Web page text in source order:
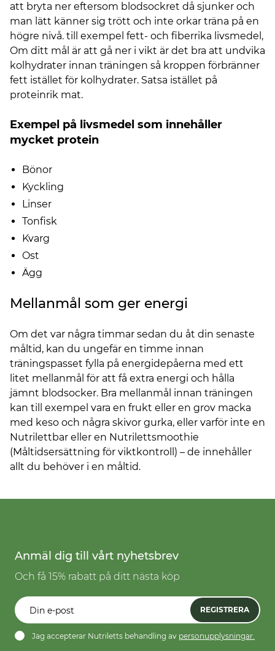
att bryta ner eftersom blodsockret då sjunker och
man lätt känner sig trött och inte orkar träna på en
högre nivå. till exempel fett- och fiberrika livsmedel,
Om ditt mål är att gå ner i vikt är det bra att undvika
kolhydrater innan träningen så kroppen förbränner
fett istället för kolhydrater. Satsa istället på
proteinrik mat.
Exempel på livsmedel som innehåller
mycket protein
Bönor
Kyckling
Linser
Tonfisk
Kvarg
Ost
Ägg
Mellanmål som ger energi
Om det var några timmar sedan du åt din senaste
måltid, kan du ungefär en timme innan
träningspasset fylla på energidepåerna med ett
litet mellanmål för att få extra energi och hålla
jämnt blodsocker. Bra mellanmål innan träningen
kan till exempel vara en frukt eller en grov macka
med keso och några skivor gurka, eller varför inte en
Nutrilettbar eller en Nutrilettsmoothie
(Måltidsersättning för viktkontroll) – de innehåller
allt du behöver i en måltid.
Anmäl dig till vårt nyhetsbrev
Och få 15% rabatt på ditt nästa köp
REGISTRERA
Jag accepterar Nutriletts behandling av personupplysningar.